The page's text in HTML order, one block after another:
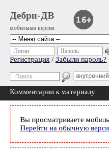
Дебри-ДВ
мобильная версия
Логин Пароль
Регистрация / Забыли пароль?
Комментарии к материалу
Вы просматриваете
Перейти на обычную